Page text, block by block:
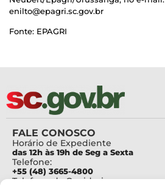
enilto@epagri.sc.gov.br
Fonte: EPAGRI
FALE CONOSCO
Horário de Expediente
das 12h às 19h de Seg a Sexta
Telefone:
+55 (48) 3665-4800
Telefone da Ouvidoria